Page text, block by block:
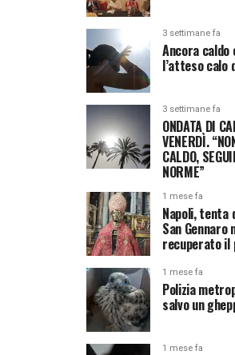
3 settimane fa
Ancora
l’atteso calo
3 settimane fa
ONDATA DI
VENERDÌ.
CALDO,
NORME”
1 mese fa
Napoli, tenta
San Gennaro
recuperato il
1 mese fa
Polizia
salvo un
1 mese fa